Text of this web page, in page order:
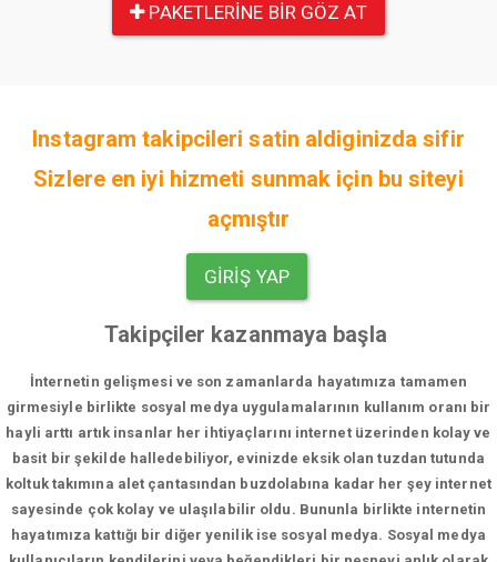
PAKETLERINE BIR GÖZ AT
Instagram takipcileri satin aldiginizda sifir
Sizlere en iyi hizmeti sunmak için bu siteyi
açmıştır
GIRIŞ YAP
Takipçiler kazanmaya başla
İnternetin gelişmesi ve son zamanlarda hayatımıza tamamen
girmesiyle birlikte sosyal medya uygulamalarının kullanım oranı bir
hayli arttı artık insanlar her ihtiyaçlarını internet üzerinden kolay ve
basit bir şekilde halledebiliyor, evinizde eksik olan tuzdan tutunda
koltuk takımına alet çantasından buzdolabına kadar her şey internet
sayesinde çok kolay ve ulaşılabilir oldu. Bununla birlikte internetin
hayatımıza kattığı bir diğer yenilik ise sosyal medya. Sosyal medya